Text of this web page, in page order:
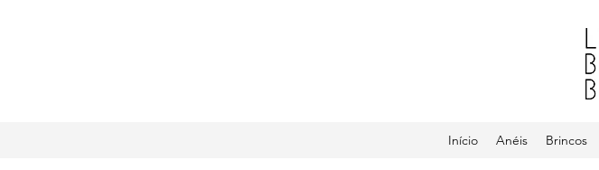
Início Anéis Brincos